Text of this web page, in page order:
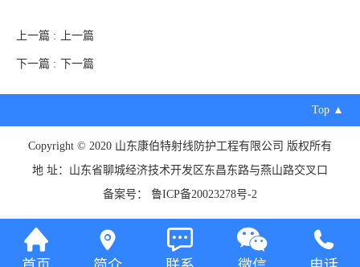
上一篇 : 上一篇
下一篇 : 下一篇
Top ▲
Copyright © 2020 山东康伯特射线防护工程有限公司 版权所有
地 址：山东省聊城经济技术开发区东昌东路与燕山路交叉口
备案号： 鲁ICP备20023278号-2